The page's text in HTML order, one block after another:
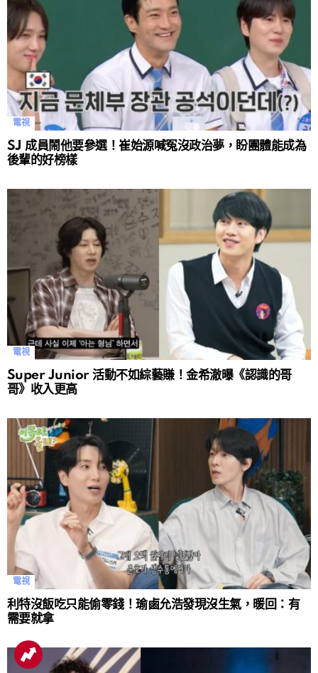
電視
SJ 成員鬧他要參選！崔始源喊冤沒政治夢，盼團體能成為
後輩的好榜樣
電視
Super Junior 活動不如綜藝賺！金希澈曝《認識的哥
哥》收入更高
電視
利特沒飯吃只能偷零錢！瑜鹵允浩發現沒生氣，暖回：有
需要就拿